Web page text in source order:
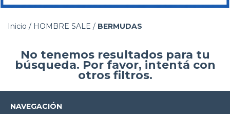
Inicio / HOMBRE SALE / BERMUDAS
No tenemos resultados para tu
búsqueda. Por favor, intentá con
otros filtros.
NAVEGACIÓN